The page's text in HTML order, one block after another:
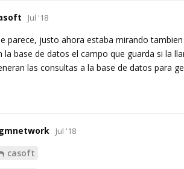
Jul '18
parece, justo ahora estaba mirando
la base de datos el campo que guarda si la
las consultas a la base de datos para
Jul '18
casoft